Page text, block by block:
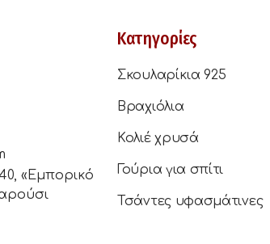
«Εμπορικό
Κατηγορίες
Σκουλαρίκια 925
Βραχιόλια
Κολιέ χρυσά
Γούρια για σπίτι
Τσάντες υφασμάτινες